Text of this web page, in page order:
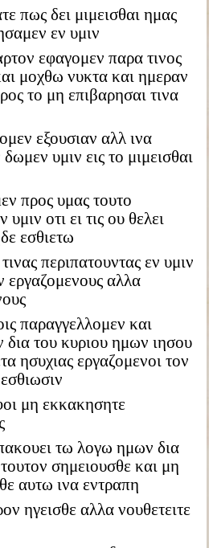
πως δει μιμεισθαι ημας
εν υμιν
εφαγομεν παρα τινος
μοχθω νυκτα και ημεραν
το μη επιβαρησαι τινα
εξουσιαν αλλ ινα
υμιν εις το μιμεισθαι
προς υμας τουτο
οτι ει τις ου θελει
εσθιετω
περιπατουντας εν υμιν
εργαζομενους αλλα
παραγγελλομεν και
του κυριου ημων ιησου
ησυχιας εργαζομενοι τον
μη εκκακησητε
τω λογω ημων δια
σημειουσθε και μη
αυτω ινα εντραπη
ηγεισθε αλλα νουθετειτε